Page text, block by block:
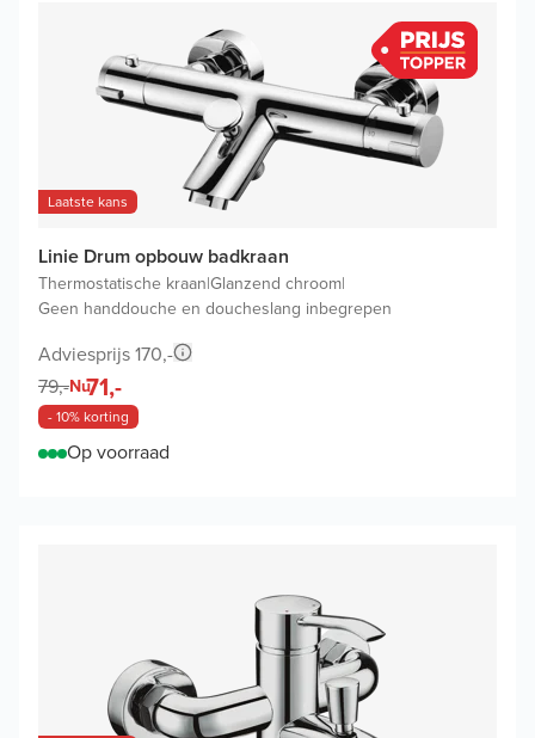
Laatste kans
Linie Drum opbouw badkraan
Thermostatische kraan|Glanzend chroom|
Geen handdouche en doucheslang inbegrepen
Adviesprijs 170,-
79,-Nu71,-
- 10% korting
Op voorraad